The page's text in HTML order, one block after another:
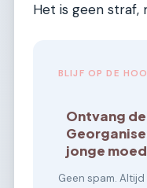
Het is geen straf,
BLIJF OP DE
Ontvang
jonge
Geen spam.